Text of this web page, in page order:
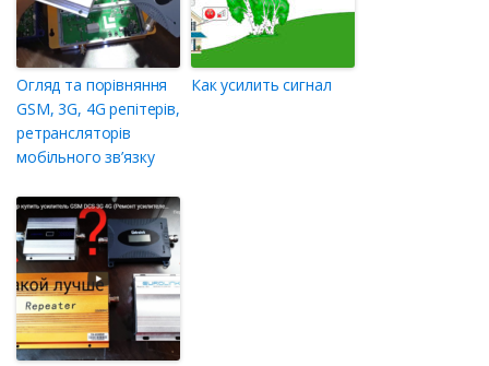
Огляд та порівняння
GSM, 3G, 4G репітерів,
ретрансляторів
мобільного зв’язку
Как усилить сигнал